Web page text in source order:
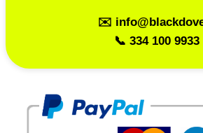
✉️
📞 334 100 9933